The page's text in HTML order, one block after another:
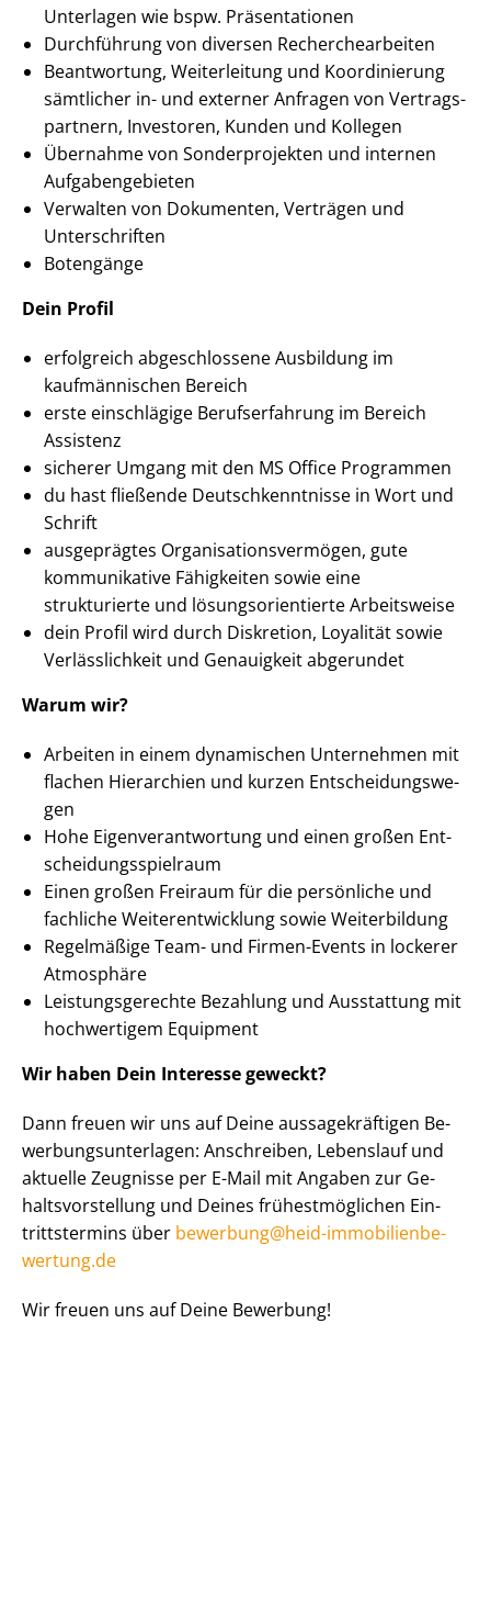
Unterlagen wie bspw. Präsentationen
Durchführung von diversen Re­cher­che­ar­bei­ten
Beantwortung, Weiterleitung und Koordinierung
sämtlicher in- und externer Anfragen von Ver­trags­
part­nern, Investoren, Kunden und Kollegen
Übernahme von Sonderprojekten und internen
Auf­ga­ben­ge­bie­ten
Verwalten von Dokumenten, Verträgen und
Unterschriften
Botengänge
Dein Profil
erfolgreich abgeschlossene Ausbildung im
kaufmännischen Bereich
erste einschlägige Berufserfahrung im Bereich
Assistenz
sicherer Umgang mit den MS Office Programmen
du hast fließende Deutsch­kennt­nis­se in Wort und
Schrift
ausgeprägtes Or­ga­ni­sa­ti­ons­ver­mö­gen, gute
kommunikative Fähigkeiten sowie eine
strukturierte und lö­sungs­ori­en­tier­te Arbeitsweise
dein Profil wird durch Diskretion, Loyalität sowie
Verlässlichkeit und Genauigkeit abgerundet
Warum wir?
Arbeiten in einem dynamischen Unternehmen mit
flachen Hierarchien und kurzen Ent­schei­dungs­we­
gen
Hohe Ei­gen­ver­ant­wor­tung und einen großen Ent­
schei­dungs­spiel­raum
Einen großen Freiraum für die persönliche und
fachliche Wei­ter­ent­wick­lung sowie Weiterbildung
Regelmäßige Team- und Firmen-Events in lockerer
Atmosphäre
Leis­tungs­ge­rech­te Bezahlung und Ausstattung mit
hochwertigem Equipment
Wir haben Dein Interesse geweckt?
Dann freuen wir uns auf Deine aus­sa­ge­kräf­ti­gen Be­
wer­bungs­un­ter­la­gen: Anschreiben, Lebenslauf und
aktuelle Zeugnisse per E-Mail mit Angaben zur Ge­
halts­vor­stel­lung und Deines frü­hest­mög­li­chen Ein­
tritts­ter­mins über bewerbung@heid-im­mo­bi­li­en­be­
wer­tung.de
Wir freuen uns auf Deine Bewerbung!